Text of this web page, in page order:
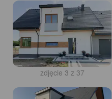
zdjęcie 3 z 37